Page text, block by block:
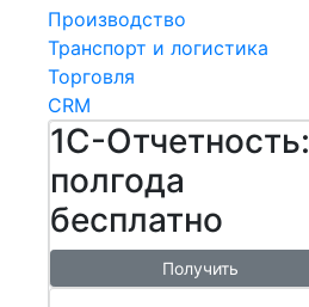
Производство
Транспорт и логистика
Торговля
CRM
1С-Отчетность:
полгода
бесплатно
Получить